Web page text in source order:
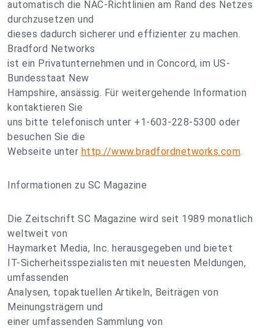
automatisch die NAC-Richtlinien am Rand des Netzes
durchzusetzen und
dieses dadurch sicherer und effizienter zu machen.
Bradford Networks
ist ein Privatunternehmen und in Concord, im US-
Bundesstaat New
Hampshire, ansässig. Für weitergehende Information
kontaktieren Sie
uns bitte telefonisch unter +1-603-228-5300 oder
besuchen Sie die
Webseite unter http://www.bradfordnetworks.com.
Informationen zu SC Magazine
Die Zeitschrift SC Magazine wird seit 1989 monatlich
weltweit von
Haymarket Media, Inc. herausgegeben und bietet
IT-Sicherheitsspezialisten mit neuesten Meldungen,
umfassenden
Analysen, topaktuellen Artikeln, Beiträgen von
Meinungsträgern und
einer umfassenden Sammlung von